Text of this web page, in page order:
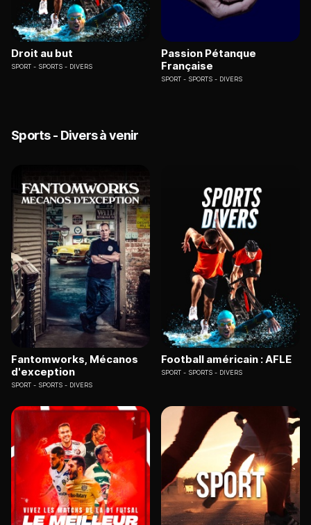
Droit au but
SPORT SPORTS - DIVERS
Passion Pétanque
Française
SPORT SPORTS - DIVERS
Sports - Divers à venir
Fantomworks, Mécanos
d'exception
SPORT SPORTS - DIVERS
Football américain : AFLE
SPORT SPORTS - DIVERS